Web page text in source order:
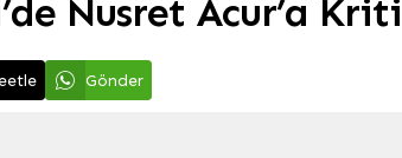
Nusret Acur’a
Gönder